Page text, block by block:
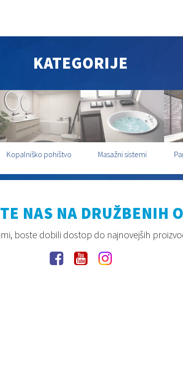
KATEGORIJE
Kopalniško pohištvo Masažni sistemi
NAS NA DRUŽBENIH
boste dobili dostop do najnovejših